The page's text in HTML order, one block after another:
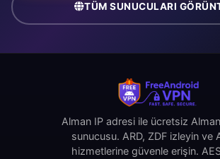
TÜM SUNUCULARI
Alman IP adresi ile ücretsiz
sunucusu. ARD, ZDF izleyin ve
hizmetlerine güvenle erişin.